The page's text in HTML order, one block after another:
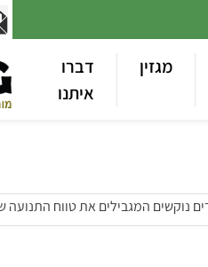
מגזין
דברו
איתנו
נוקשים המגבילים את טווח התנועה